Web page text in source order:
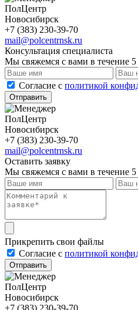
ПолЦентр
Новосибирск
+7 (383) 230-39-70
mail@polcentrnsk.ru
Консультация специалиста
Мы свяжемся с вами в течение
Cогласие с политикой
Отправить
ПолЦентр
Новосибирск
+7 (383) 230-39-70
mail@polcentrnsk.ru
Оставить заявку
Мы свяжемся с вами в течение
Прикрепить свои файлы
Cогласие с политикой
Отправить
ПолЦентр
Новосибирск
+7 (383) 230-39-70